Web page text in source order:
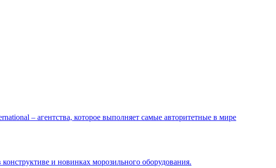
– агентства, которое выполняет самые авторитетные в мире
и новинках морозильного оборудования.